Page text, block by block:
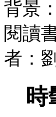
背景：
閱讀
者：